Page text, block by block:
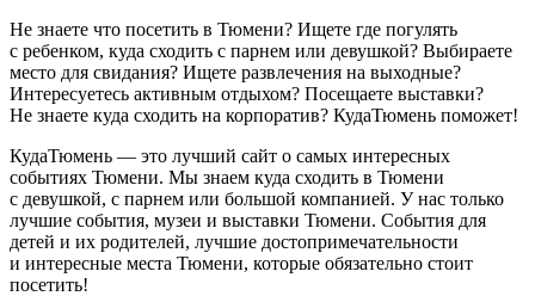
Не знаете что посетить в Тюмени? Ищете где погулять
с ребенком, куда сходить с парнем или девушкой? Выбираете
место для свидания? Ищете развлечения на выходные?
Интересуетесь активным отдыхом? Посещаете выставки?
Не знаете куда сходить на корпоратив? КудаТюмень поможет!
КудаТюмень — это лучший сайт о самых интересных
событиях Тюмени. Мы знаем куда сходить в Тюмени
с девушкой, с парнем или большой компанией. У нас только
лучшие события, музеи и выставки Тюмени. События для
детей и их родителей, лучшие достопримечательности
и интересные места Тюмени, которые обязательно стоит
посетить!